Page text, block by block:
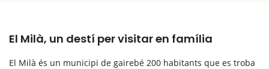
El Milà, un destí per visitar en família
El Milà és un municipi de gairebé 200 habitants que es troba